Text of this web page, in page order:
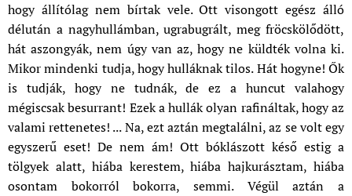
hogy állítólag nem bírtak vele. Ott visongott egész álló
délután a nagyhullámban, ugrabugrált, meg fröcskölődött,
hát aszongyák, nem úgy van az, hogy ne küldték volna ki.
Mikor mindenki tudja, hogy hulláknak tilos. Hát hogyne! Ők
is tudják, hogy ne tudnák, de ez a huncut valahogy
mégiscsak besurrant! Ezek a hullák olyan rafináltak, hogy az
valami rettenetes! ... Na, ezt aztán megtalálni, az se volt egy
egyszerű eset! De nem ám! Ott bóklászott késő estig a
tölgyek alatt, hiába kerestem, hiába hajkurásztam, hiába
osontam bokorról bokorra, semmi. Végül aztán a